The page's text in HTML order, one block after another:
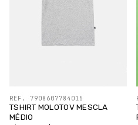
TSHIRT MOLOTOV MESCLA
MÉDIO
REF. 7908607784015